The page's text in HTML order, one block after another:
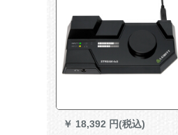
￥ 18,392 円(税込)